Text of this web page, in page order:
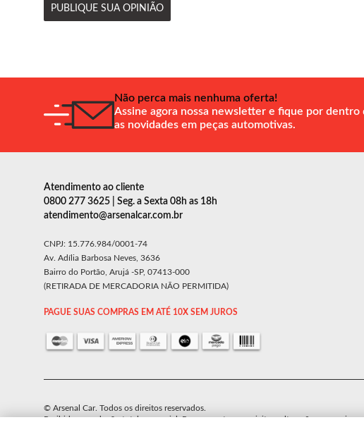
PUBLIQUE SUA OPINIÃO
Não perca mais nenhuma oferta!
Assine agora nossa newsletter e fique por dentro
as novidades em peças automotivas.
Atendimento ao cliente
0800 277 3625 | Seg. a Sexta 08h as 18h
atendimento@arsenalcar.com.br
CNPJ: 15.776.984/0001-74
Av. Adília Barbosa Neves, 3636
Bairro do Portão, Arujá -SP, 07413-000
(RETIRADA DE MERCADORIA NÃO PERMITIDA)
PAGUE SUAS COMPRAS EM ATÉ 10X SEM JUROS
© Arsenal Car. Todos os direitos reservados.
Proibida reprodução total ou parcial. Preços e estoque sujeito a alterações sem aviso